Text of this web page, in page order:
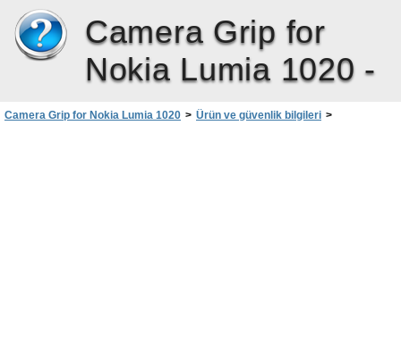
Camera Grip for
Nokia Lumia 1020 -
Camera Grip for Nokia Lumia 1020 > Ürün ve güvenlik bilgileri >